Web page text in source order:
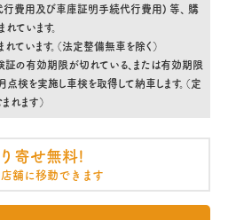
行費用及び車庫証明手続代行費用) 等、 購
ています。
ています。（法定整備無車を除く）
証の有効期限が切れている、または有効期限
検を実施し車検を取得して納車します。（定
れます）
寄せ無料!
舗に移動できます